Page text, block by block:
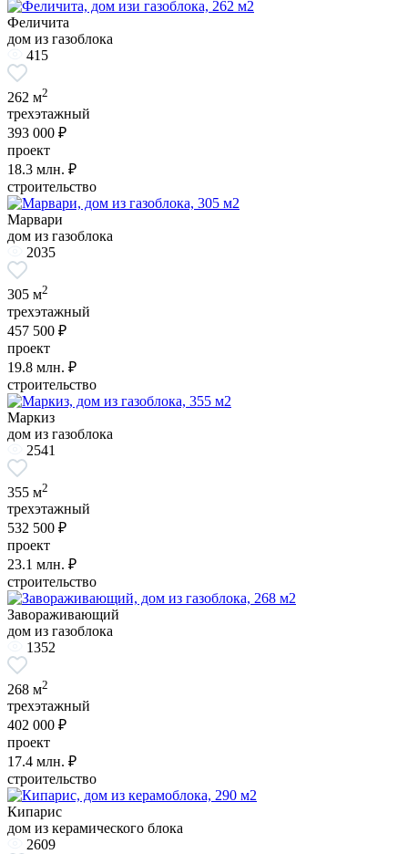
Феличита
дом из газоблока
415
262 м2
трехэтажный
393 000 ₽
проект
18.3 млн. ₽
строительство
Марвари
дом из газоблока
2035
305 м2
трехэтажный
457 500 ₽
проект
19.8 млн. ₽
строительство
Маркиз
дом из газоблока
2541
355 м2
трехэтажный
532 500 ₽
проект
23.1 млн. ₽
строительство
Завораживающий
дом из газоблока
1352
268 м2
трехэтажный
402 000 ₽
проект
17.4 млн. ₽
строительство
Кипарис
дом из керамического блока
2609